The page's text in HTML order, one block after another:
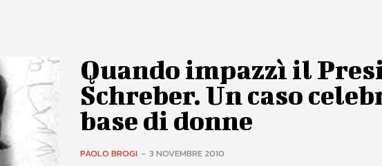
Quando impazzì il
Schreber. Un caso
base di donne
PAOLO BROGI - 3 NOVEMBRE 2010